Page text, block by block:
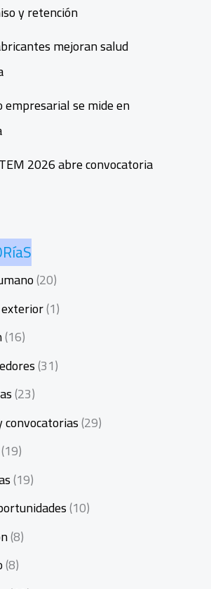
y retención
mejoran salud
empresarial se mide en
2026 abre convocatoria
(20)
(1)
(16)
(31)
(23)
convocatorias(29)
(19)
(19)
(10)
(8)
(8)